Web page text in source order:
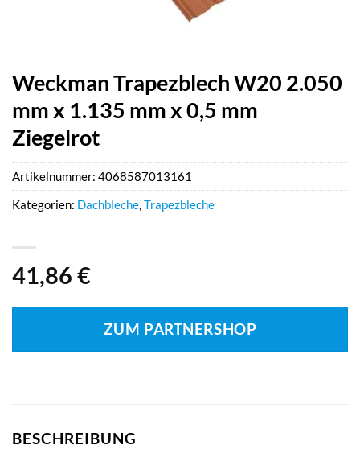
Weckman Trapezblech W20 2.050
mm x 1.135 mm x 0,5 mm
Ziegelrot
41,86 €
ZUM PARTNERSHOP
Artikelnummer: 4068587013161
Kategorien: Dachbleche,Trapezbleche
BESCHREIBUNG